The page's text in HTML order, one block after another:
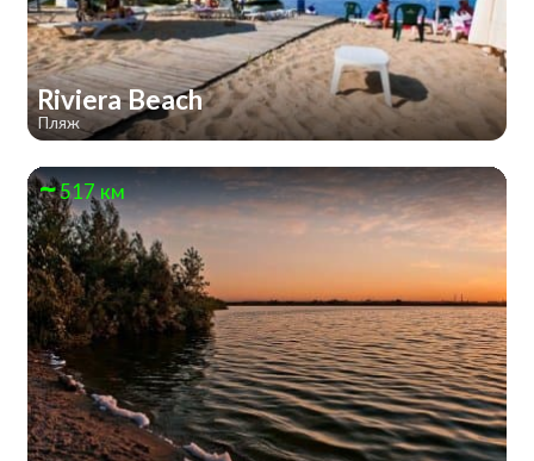
Riviera Beach
Пляж
517 км